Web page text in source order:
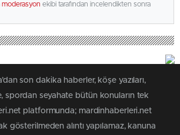
moderasyon ekibi tarafından incelendikten sonra
son dakika haberler, köşe yazıları,
spordan seyahate bütün konuların tek
platformunda; mardinhaberleri.net
gösterilmeden alıntı yapılamaz, kanuna